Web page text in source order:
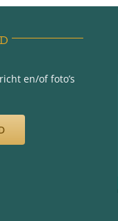
en/of foto’s